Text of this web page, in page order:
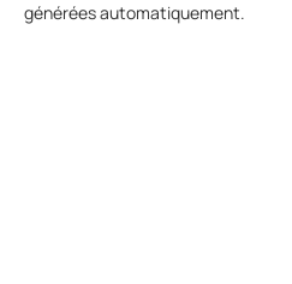
générées automatiquement.